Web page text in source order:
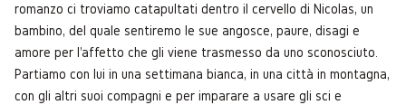
romanzo ci troviamo catapultati dentro il cervello di Nicolas, un
bambino, del quale sentiremo le sue angosce, paure, disagi e
amore per l'affetto che gli viene trasmesso da uno sconosciuto.
Partiamo con lui in una settimana bianca, in una città in montagna,
con gli altri suoi compagni e per imparare a usare gli sci e